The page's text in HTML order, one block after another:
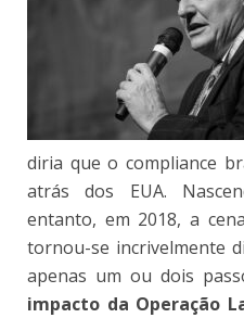
diria que o compliance
atrás dos EUA.
entanto, em 2018, a
tornou-se incrivelmente
apenas um ou dois
impacto da Operação